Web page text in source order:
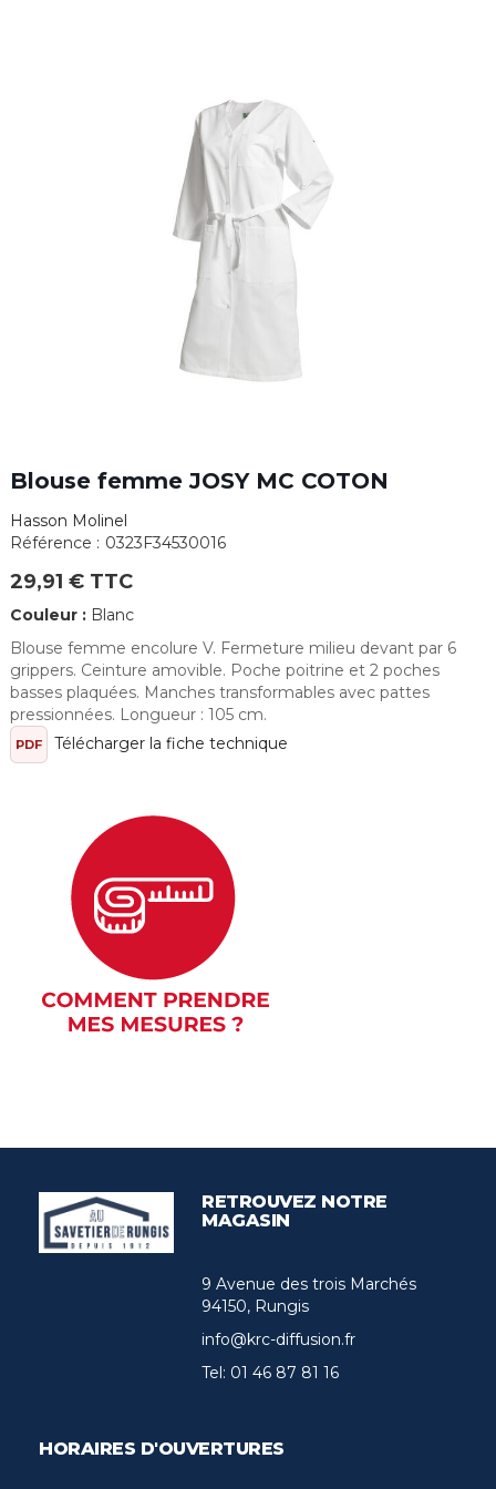
Blouse femme JOSY MC COTON
Hasson Molinel
Référence : 0323F34530016
29,91 € TTC
Couleur : Blanc
Blouse femme encolure V. Fermeture milieu devant par 6
grippers. Ceinture amovible. Poche poitrine et 2 poches
basses plaquées. Manches transformables avec pattes
pressionnées. Longueur : 105 cm.
PDF Télécharger la fiche technique
RETROUVEZ NOTRE
MAGASIN
9 Avenue des trois Marchés
94150, Rungis
info@krc-diffusion.fr
Tel: 01 46 87 81 16
HORAIRES D'OUVERTURES